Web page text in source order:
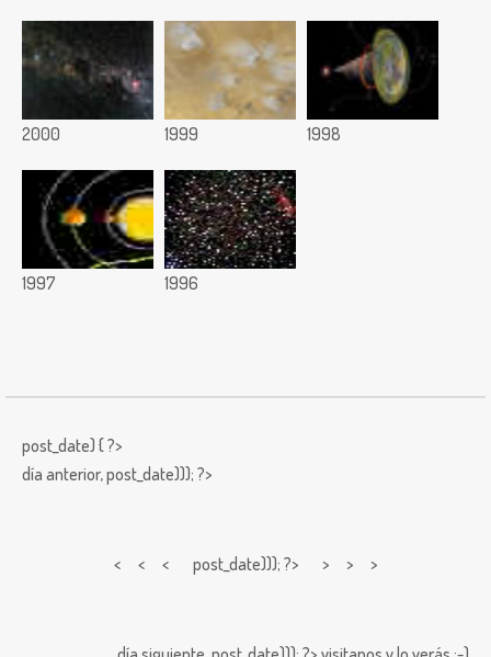
2000 1999 1998
1997 1996
post_date) { ?>
día anterior,post_date))); ?>
< < < post_date))); ?> > > >